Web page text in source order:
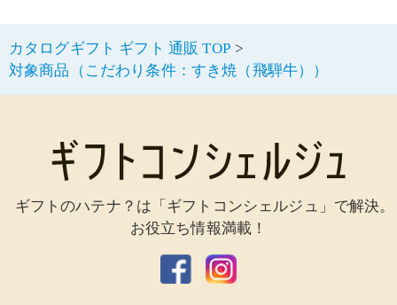
カタログギフト ギフト 通販 TOP
対象商品（こだわり条件：すき焼（飛騨牛））
ギフトのハテナ？は「ギフトコンシェルジュ」で解決。
お役立ち情報満載！